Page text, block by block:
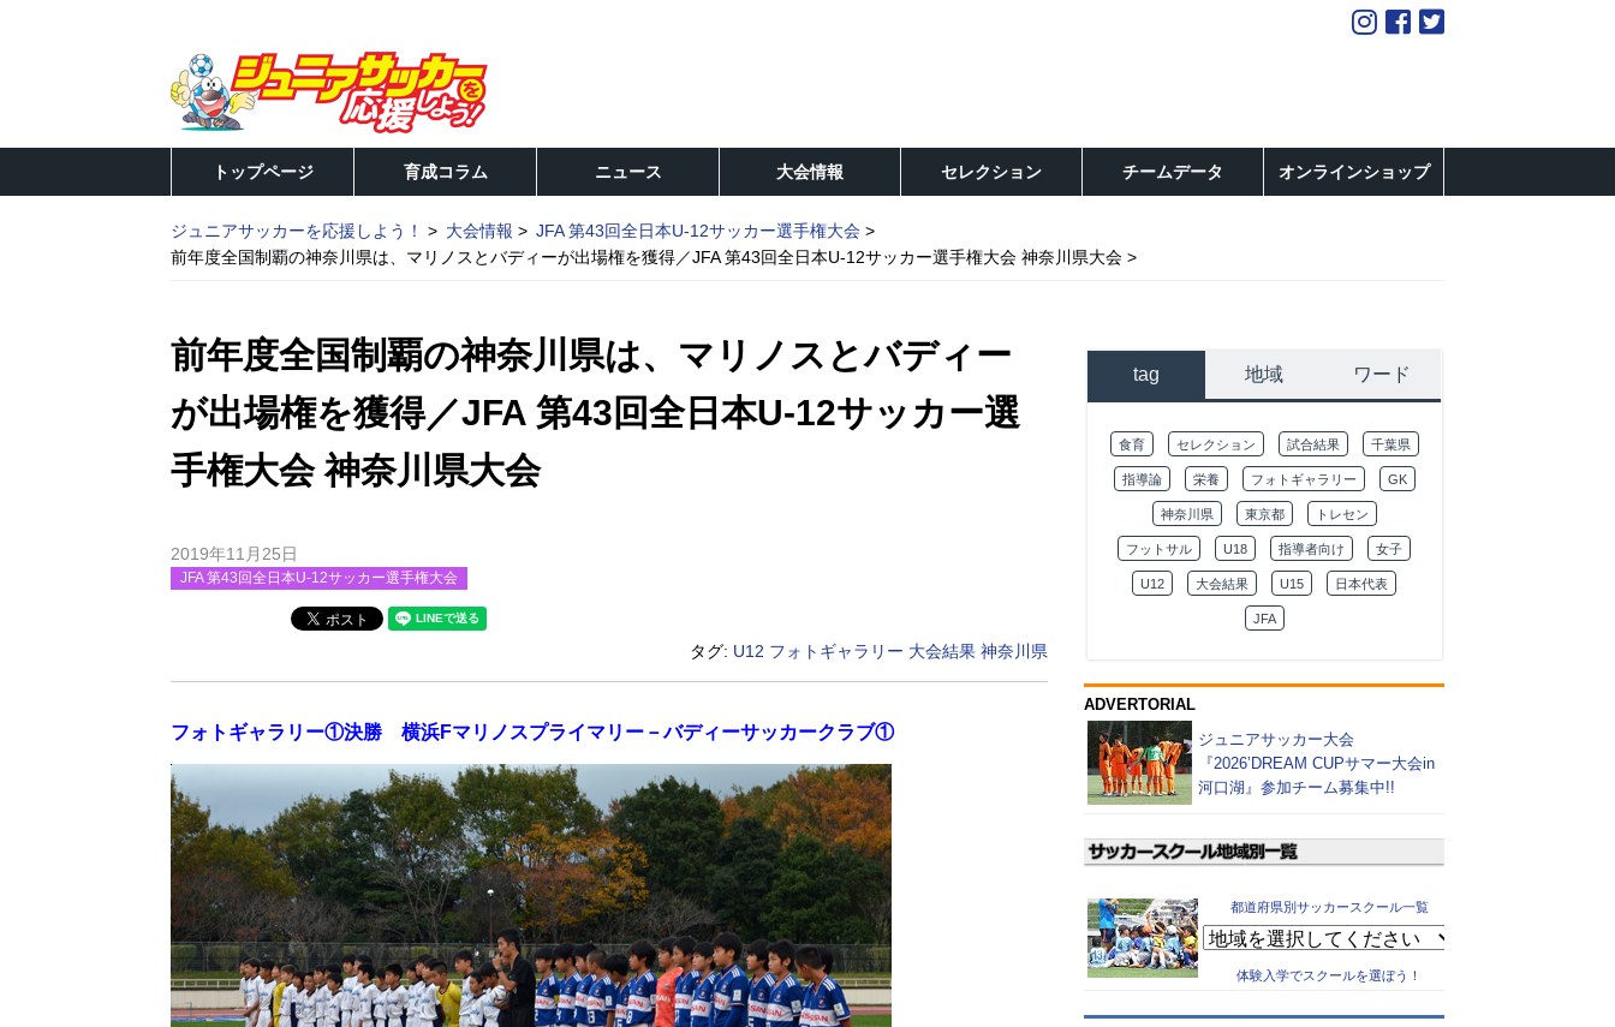
トップページ 育成コラム ニュース 大会情報 セレクション チームデータ オンラインショップ
ジュニアサッカーを応援しよう！ 大会情報
JFA 第43回全日本U-12サッカー選手権大会
前年度全国制覇の神奈川県は、マリノスとバディーが出場権を獲得／JFA 第43回全日本U-12サッカー選手権大会 神奈川県大会
前年度全国制覇の神奈川県は、マリノスとバディー
が出場権を獲得／JFA 第43回全日本U-12サッカー選
手権大会 神奈川県大会
2019年11月25日
JFA 第43回全日本U-12サッカー選手権大会
タグ: U12 フォトギャラリー 大会結果 神奈川県
フォトギャラリー①決勝 横浜Fマリノスプライマリー－バディーサッカークラブ①
tag 地域 ワード
食育 セレクション 試合結果 千葉県
指導論 栄養 フォトギャラリー GK
神奈川県 東京都 トレセン
フットサル U18 指導者向け 女子
U12 大会結果 U15 日本代表
JFA
ADVERTORIAL
ジュニアサッカー大会
『2026’DREAM CUPサマー大会in
河口湖』参加チーム募集中!!
都道府県別サッカースクール一覧
体験入学でスクールを選ぼう！